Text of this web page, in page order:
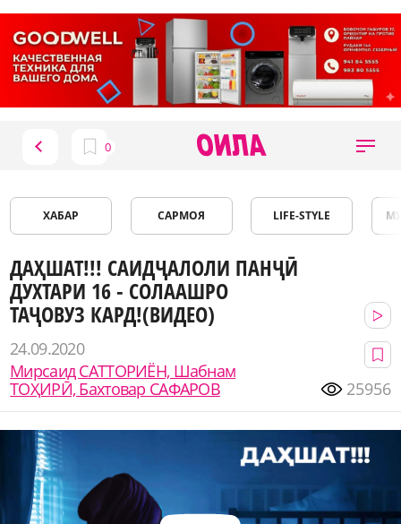
ХАБАР САРМОЯ LIFE-STYLE
ДАҲШАТ!!! САИДҶАЛОЛИ ПАНҶӢ
ДУХТАРИ 16 - СОЛААШРО
ТАҶОВУЗ КАРД!(ВИДЕО)
24.09.2020
Мирсаид САТТОРИЁН, Шабнам
ТОҲИРӢ, Бахтовар САФАРОВ
25956